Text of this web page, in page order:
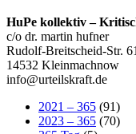
HuPe kollektiv –
c/o dr. martin hufner
Rudolf-Breitscheid-Str. 61
14532 Kleinmachnow
info@urteilskraft.de
2021 – 365 (91)
2023 – 365 (70)